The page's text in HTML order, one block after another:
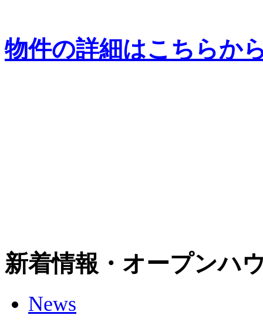
物件の詳細はこちらか
新着情報・オープンハ
News